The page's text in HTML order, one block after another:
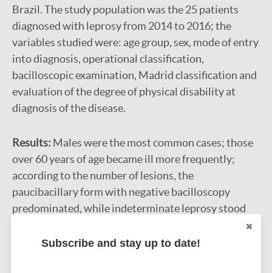
Brazil. The study population was the 25 patients
diagnosed with leprosy from 2014 to 2016; the
variables studied were: age group, sex, mode of entry
into diagnosis, operational classification,
bacilloscopic examination, Madrid classification and
evaluation of the degree of physical disability at
diagnosis of the disease.
Results: Males were the most common cases; those
over 60 years of age became ill more frequently;
according to the number of lesions, the
paucibacillary form with negative bacilloscopy
predominated, while indeterminate leprosy stood
out. There were more new cases with zero degree of
disability at diagnosis.
Subscribe and stay up to date!